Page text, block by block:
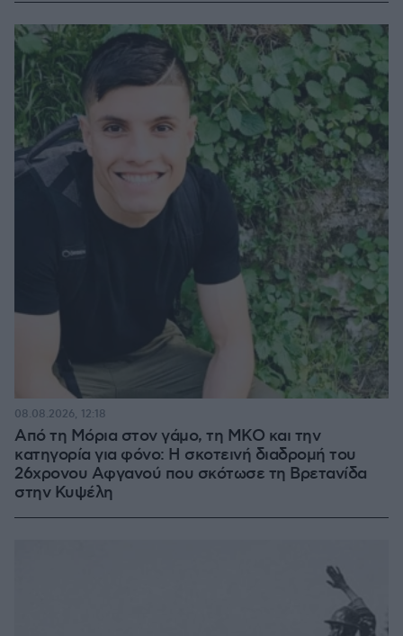
Από τη Μόρια στον γάμο, τη ΜΚΟ και την
κατηγορία για φόνο: Η σκοτεινή διαδρομή του
26χρονου Αφγανού που σκότωσε τη Βρετανίδα
στην Κυψέλη
08.08.2026, 12:18